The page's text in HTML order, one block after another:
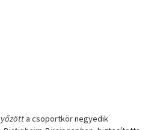
a csoportkör negyedik